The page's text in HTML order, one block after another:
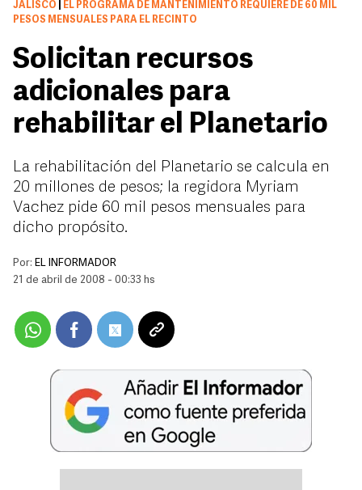
JALISCO
EL PROGRAMA DE MANTENIMIENTO REQUIERE DE 60 MIL
PESOS MENSUALES PARA EL RECINTO
Solicitan recursos
adicionales para
rehabilitar el Planetario
La rehabilitación del Planetario se calcula en
20 millones de pesos; la regidora Myriam
Vachez pide 60 mil pesos mensuales para
dicho propósito.
Por: EL INFORMADOR
21 de abril de 2008 - 00:33 hs